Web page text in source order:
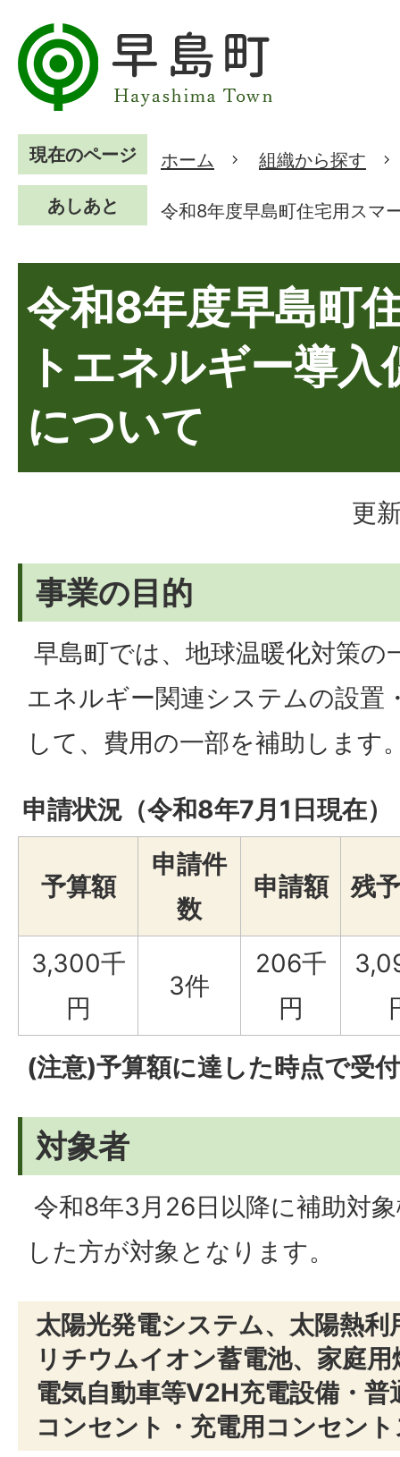
現在のページ ホーム 組織から探す
あしあと 令和8年度早島町住宅用スマ
令和8年度早島町
トエネルギー導
について
更
事業の目的
早島町では、地球温暖化対策
エネルギー関連システムの設置
して、費用の一部を補助します
申請状況（令和8年7月1日現在）
予算額
申請件
数
申請額 残
3,300千
円
3件
206千
円
(注意)予算額に達した時点で受
対象者
令和8年3月26日以降に補助対
した方が対象となります。
太陽光発電システム、太陽熱
リチウムイオン蓄電池、家庭
電気自動車等V2H充電設備・普
コンセント・充電用コンセン